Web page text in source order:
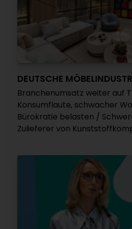
DEUTSCHE
Branchenumsatz weiter auf
Konsumflaute, schwacher
Bürokratie belasten /
Zulieferer von